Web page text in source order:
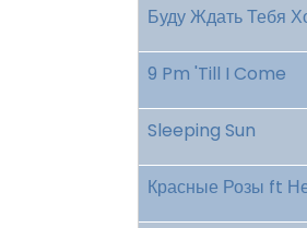
Буду Ждать Тебя
9 Pm 'Till I Come
Sleeping Sun
Красные Розы ft